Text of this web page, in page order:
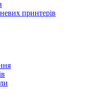
принтерів